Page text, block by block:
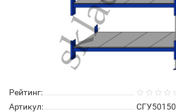
Рейтинг:
Артикул: